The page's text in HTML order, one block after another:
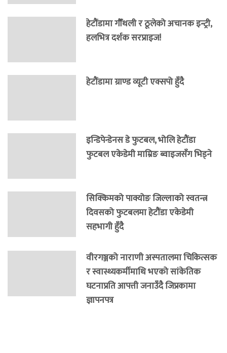
हेटौंडामा गौँथली र ठूलेको अचानक इन्ट्री,
हलभित्र दर्शक सरप्राइज!
हेटौंडामा ग्राण्ड व्यूटी एक्सपो हुँदै
इन्डिपेन्डेनस डे फुटबल, भोलि हेटौंडा
फुटबल एकेडेमी माम्रिङ ब्वाइजसँग भिड्ने
सिक्किमको पाक्योङ जिल्लाको स्वतन्त्र
दिवसको फुटबलमा हेटौंडा एकेडेमी
सहभागी हुँदै
वीरगञ्जको नाराणी अस्पतालमा चिकित्सक
र स्वास्थ्यकर्मीमाथि भएको सांकेतिक
घटनाप्रति आपत्ती जनाउँदै जिप्रकामा
ज्ञापनपत्र